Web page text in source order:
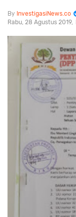
InvestigasiNews.co
Rabu, 28 Agustus 2019